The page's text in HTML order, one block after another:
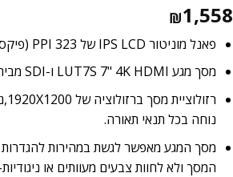
₪1,558
פאנל מוניטור IPS LCD של 323 PPI (פיקסלים לאינץ') למצלמות DSLR ומצלמות חסרות מראה.
מסך מגע LUT7S 7" 4K HDMI ו-SDI מבית Feelworld מציג וידאו SD, HD, UHD ו-DCI 4K.
נוחה בכל תנאי תאורה.
מסך המגע מאפשר לגשת במהירות להגדרות
המסך ולא לחוות צבעים מעוותים או ניגודיות-זווית